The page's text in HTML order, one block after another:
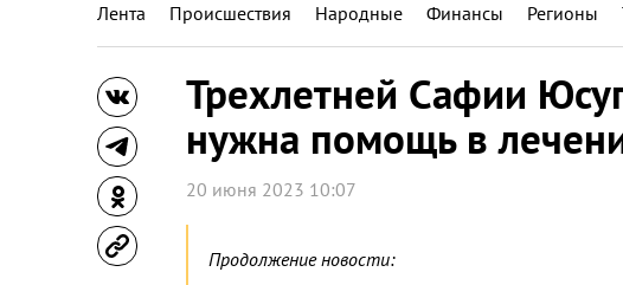
Лента Происшествия Народные Финансы Регионы
Трехлетней Сафии
нужна помощь в
20 июня 2023 10:07
Продолжение новости: